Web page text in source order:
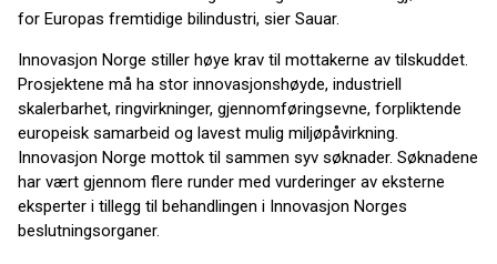
for Europas fremtidige bilindustri, sier Sauar.
Innovasjon Norge stiller høye krav til mottakerne av tilskuddet.
Prosjektene må ha stor innovasjonshøyde, industriell
skalerbarhet, ringvirkninger, gjennomføringsevne, forpliktende
europeisk samarbeid og lavest mulig miljøpåvirkning.
Innovasjon Norge mottok til sammen syv søknader. Søknadene
har vært gjennom flere runder med vurderinger av eksterne
eksperter i tillegg til behandlingen i Innovasjon Norges
beslutningsorganer.